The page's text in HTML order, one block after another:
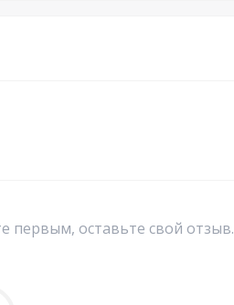
первым, оставьте свой отзыв.